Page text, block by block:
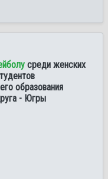
среди женских
образования
- Югры